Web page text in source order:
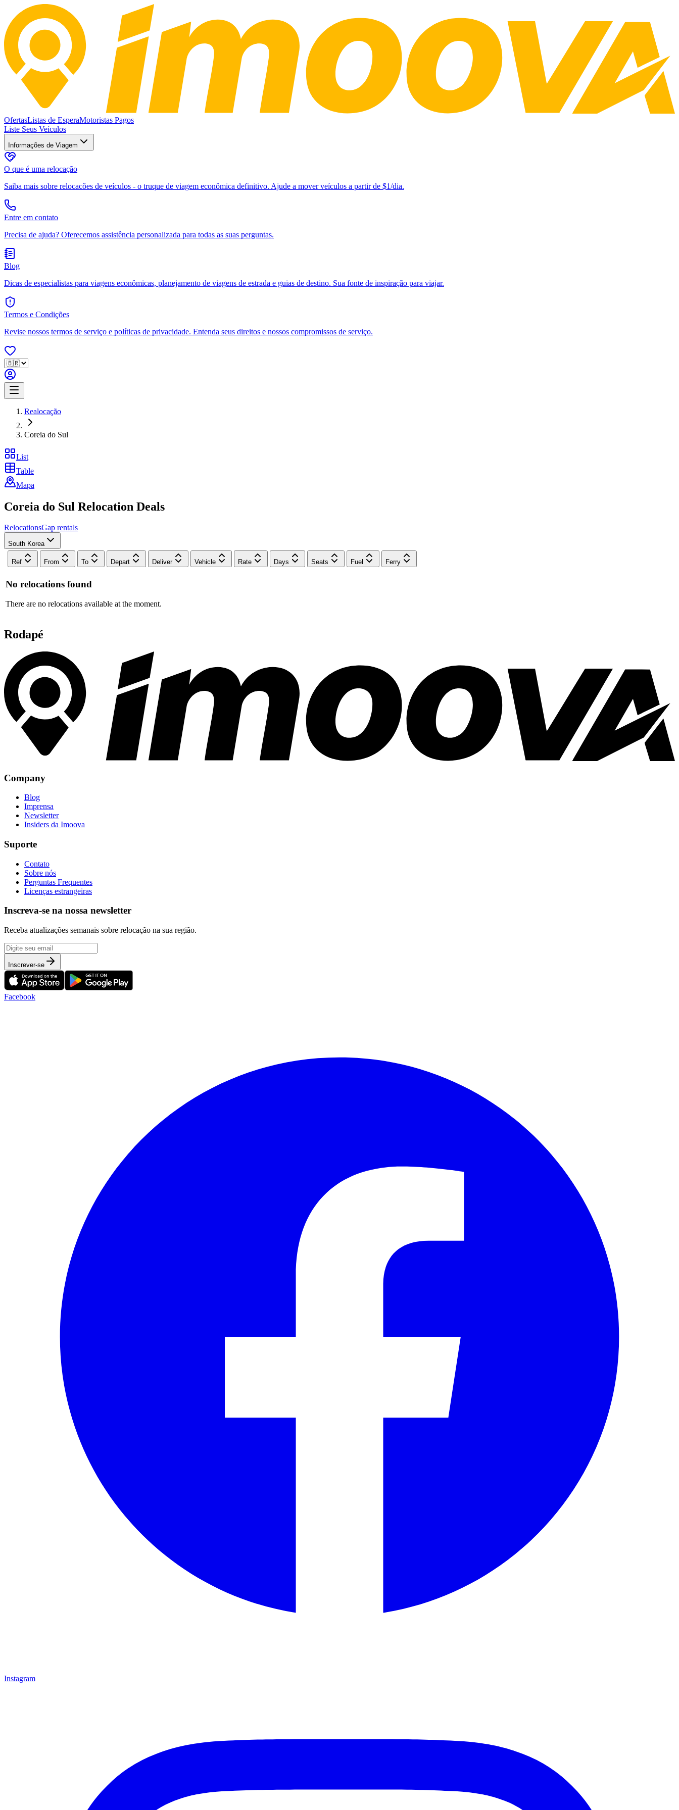
OfertasListas de EsperaMotoristas Pagos
Liste Seus Veículos
Informações de Viagem
O que é uma relocação
Saiba mais sobre relocacões de veículos - o truque de viagem econômica definitivo. Ajude a mover veículos a partir de $1/dia.
Entre em contato
Precisa de ajuda? Oferecemos assistência personalizada para todas as suas perguntas.
Blog
Dicas de especialistas para viagens econômicas, planejamento de viagens de estrada e guias de destino. Sua fonte de inspiração para viajar.
Termos e Condições
Revise nossos termos de serviço e políticas de privacidade. Entenda seus direitos e nossos compromissos de serviço.
Realocação
Coreia do Sul
List
Table
Mapa
Coreia do Sul Relocation Deals
RelocationsGap rentals
South Korea
Ref From To Depart Deliver Vehicle Rate Days Seats Fuel Ferry
No relocations found
There are no relocations available at the moment.
Rodapé
Company
Blog
Imprensa
Newsletter
Insiders da Imoova
Suporte
Contato
Sobre nós
Perguntas Frequentes
Licenças estrangeiras
Inscreva-se na nossa newsletter
Receba atualizações semanais sobre relocação na sua região.
Inscrever-se
Facebook
Instagram